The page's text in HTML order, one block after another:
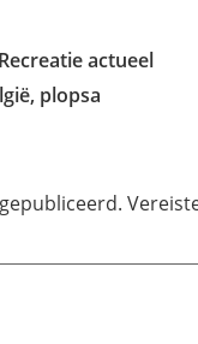
Recreatie actueel
, plopsa